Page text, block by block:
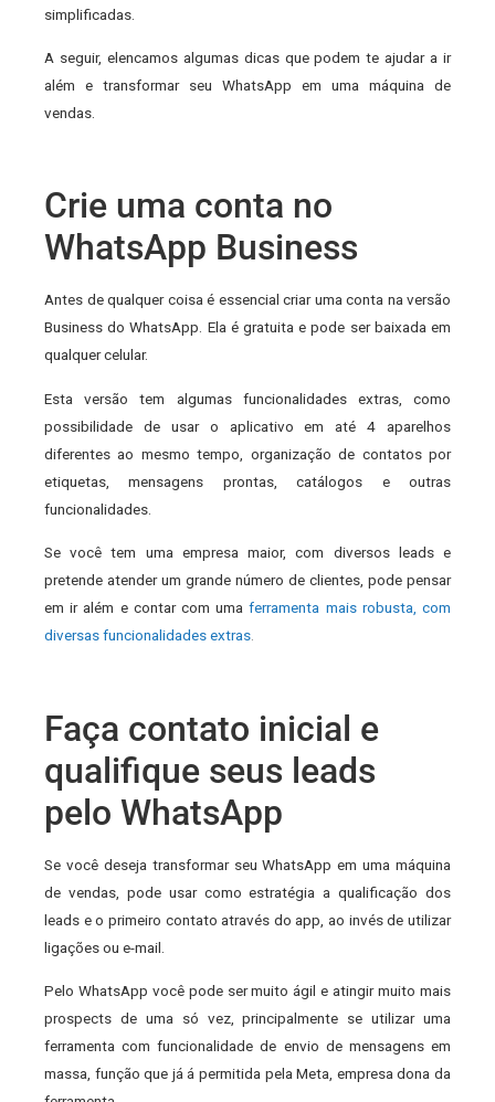
simplificadas.
A seguir, elencamos algumas dicas que podem te ajudar a ir
além e transformar seu WhatsApp em uma máquina de
vendas.
Crie uma conta no
WhatsApp Business
Antes de qualquer coisa é essencial criar uma conta na versão
Business do WhatsApp. Ela é gratuita e pode ser baixada em
qualquer celular.
Esta versão tem algumas funcionalidades extras, como
possibilidade de usar o aplicativo em até 4 aparelhos
diferentes ao mesmo tempo, organização de contatos por
etiquetas, mensagens prontas, catálogos e outras
funcionalidades.
Se você tem uma empresa maior, com diversos leads e
pretende atender um grande número de clientes, pode pensar
em ir além e contar com uma ferramenta mais robusta, com
diversas funcionalidades extras.
Faça contato inicial e
qualifique seus leads
pelo WhatsApp
Se você deseja transformar seu WhatsApp em uma máquina
de vendas, pode usar como estratégia a qualificação dos
leads e o primeiro contato através do app, ao invés de utilizar
ligações ou e-mail.
Pelo WhatsApp você pode ser muito ágil e atingir muito mais
prospects de uma só vez, principalmente se utilizar uma
ferramenta com funcionalidade de envio de mensagens em
massa, função que já á permitida pela Meta, empresa dona da